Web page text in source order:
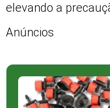
elevando a
Anúncios